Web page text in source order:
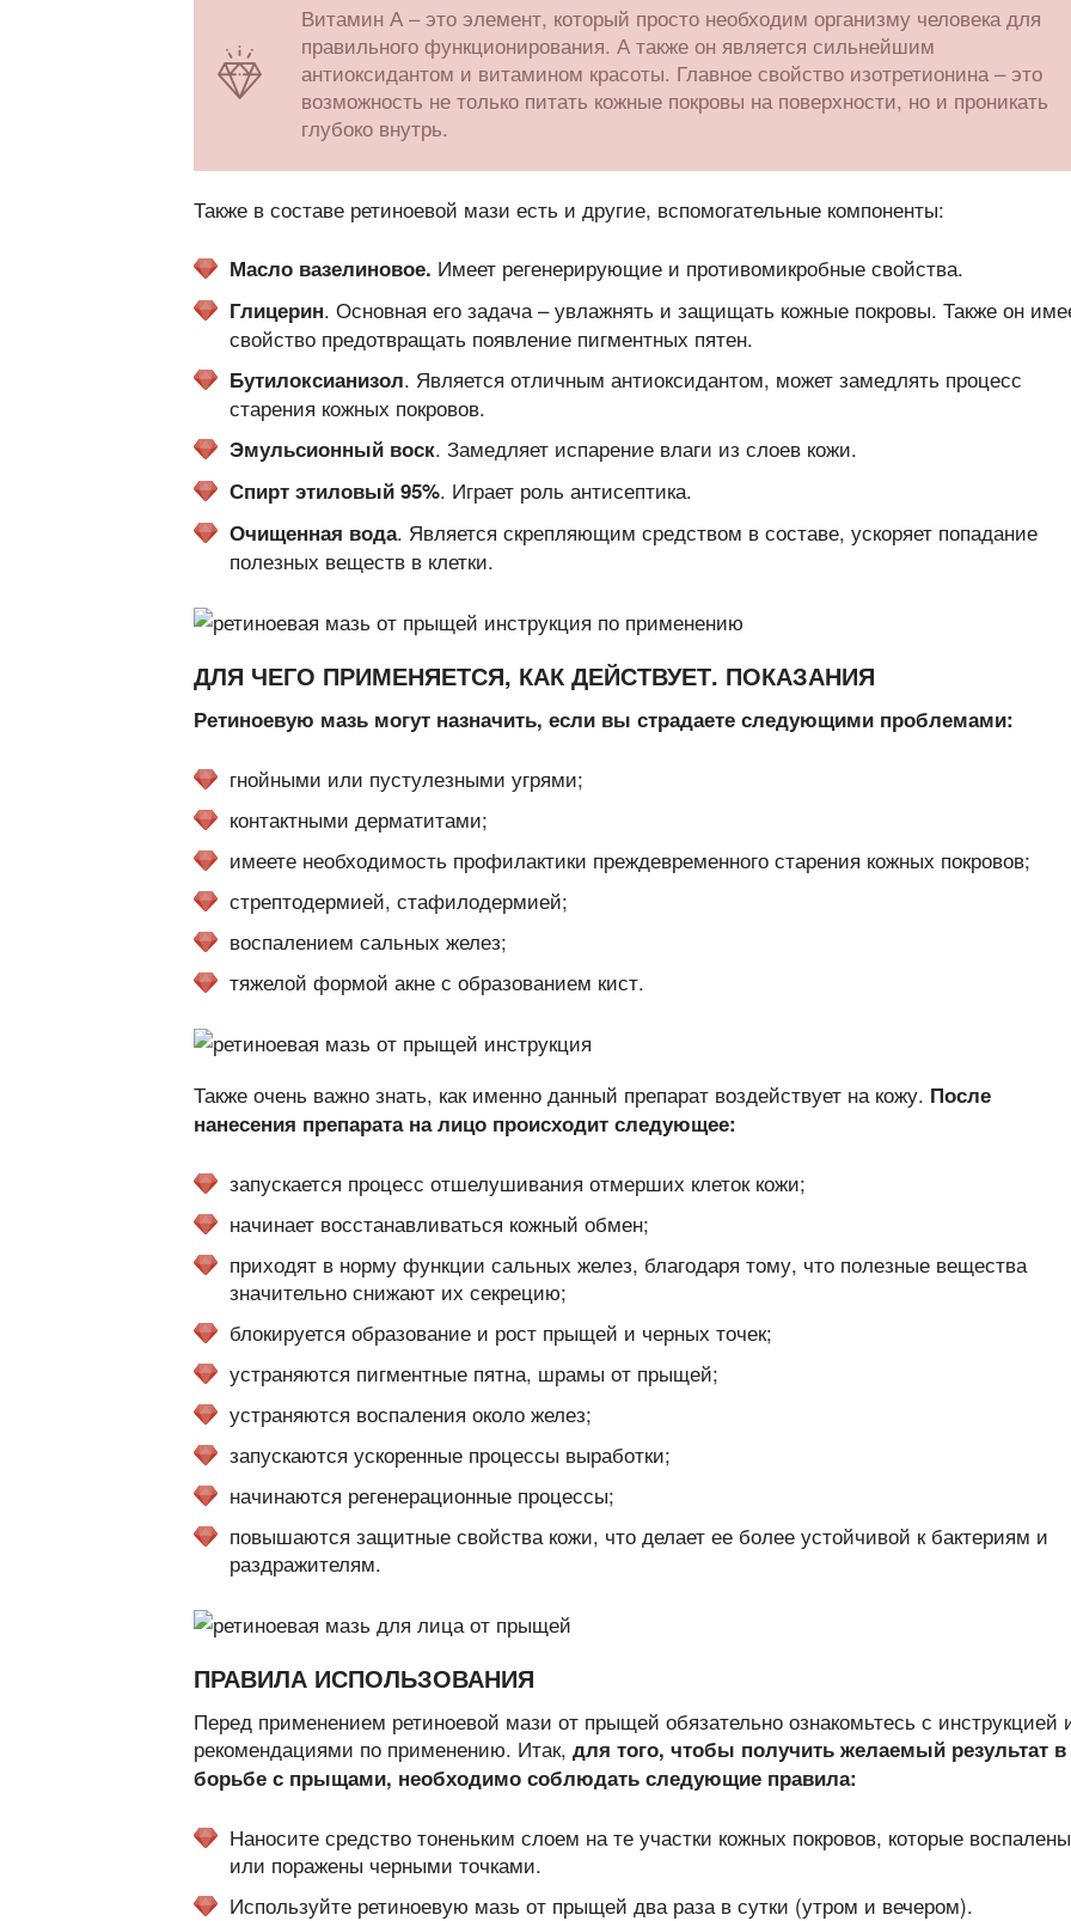
Витамин А – это элемент, который просто необходим организму человека для
правильного функционирования. А также он является сильнейшим
антиоксидантом и витамином красоты. Главное свойство изотретионина – это
возможность не только питать кожные покровы на поверхности, но и проникать
глубоко внутрь.
Также в составе ретиноевой мази есть и другие, вспомогательные компоненты:
Масло вазелиновое. Имеет регенерирующие и противомикробные свойства.
Глицерин. Основная его задача – увлажнять и защищать кожные покровы. Также он
свойство предотвращать появление пигментных пятен.
Бутилоксианизол. Является отличным антиоксидантом, может замедлять процесс
старения кожных покровов.
Эмульсионный воск. Замедляет испарение влаги из слоев кожи.
Спирт этиловый 95%. Играет роль антисептика.
Очищенная вода. Является скрепляющим средством в составе, ускоряет попадание
полезных веществ в клетки.
ДЛЯ ЧЕГО ПРИМЕНЯЕТСЯ, КАК ДЕЙСТВУЕТ. ПОКАЗАНИЯ
Ретиноевую мазь могут назначить, если вы страдаете следующими проблемами:
гнойными или пустулезными угрями;
контактными дерматитами;
имеете необходимость профилактики преждевременного старения кожных покровов;
стрептодермией, стафилодермией;
воспалением сальных желез;
тяжелой формой акне с образованием кист.
Также очень важно знать, как именно данный препарат воздействует на кожу. После
нанесения препарата на лицо происходит следующее:
запускается процесс отшелушивания отмерших клеток кожи;
начинает восстанавливаться кожный обмен;
приходят в норму функции сальных желез, благодаря тому, что полезные вещества
значительно снижают их секрецию;
блокируется образование и рост прыщей и черных точек;
устраняются пигментные пятна, шрамы от прыщей;
устраняются воспаления около желез;
запускаются ускоренные процессы выработки;
начинаются регенерационные процессы;
повышаются защитные свойства кожи, что делает ее более устойчивой к бактериям и
раздражителям.
ПРАВИЛА ИСПОЛЬЗОВАНИЯ
Перед применением ретиноевой мази от прыщей обязательно ознакомьтесь с инструкцией
рекомендациями по применению. Итак, для того, чтобы получить желаемый результат в
борьбе с прыщами, необходимо соблюдать следующие правила:
Наносите средство тоненьким слоем на те участки кожных покровов, которые воспалены
или поражены черными точками.
Используйте ретиноевую мазь от прыщей два раза в сутки (утром и вечером).